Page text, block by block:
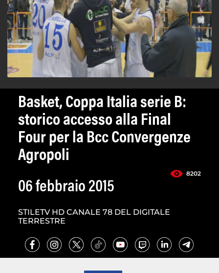
Basket, Coppa Italia serie B:
storico accesso alla Final
Four per la Bcc Convergenze
Agropoli
8202
06 febbraio 2015
STILETV HD CANALE 78 DEL DIGITALE
TERRESTRE